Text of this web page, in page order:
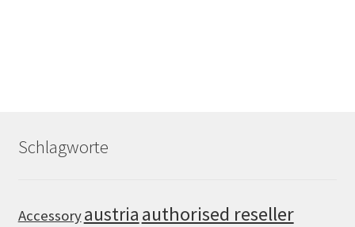
Schlagworte
Accessoryaustria authorised reseller